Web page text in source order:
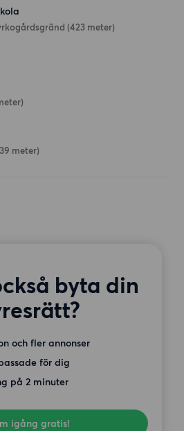
(423 meter)
meter)
byta din
och fler annonser
för dig
på 2 minuter
igång gratis!